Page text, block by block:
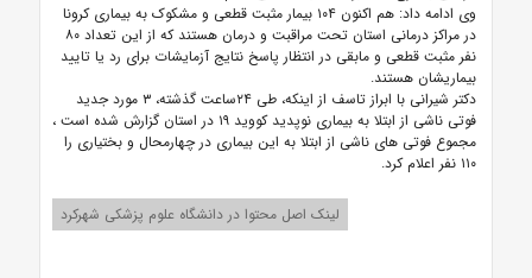
وی ادامه داد: هم اکنون ۱۰۴ بیمار مثبت قطعی و مشکوک به بیماری کرونا
در مراکز درمانی استان تحت مراقبت و درمان هستند که از این تعداد ۸۰
نفر مثبت قطعی و مابقی در انتظار پاسخ نتایج آزمایشات برای رد یا تایید
بیماریشان هستند.
دکتر شیرانی با ابراز تاسف از اینکه، طی ۲۴ساعت گذشته، ۳ مورد جدید
فوتی ناشی از ابتلا به بیماری نوپدید کووید ۱۹ در استان گزارش شده است ،
مجموع فوتی های ناشی از ابتلا به این بیماری در چهارمحال و بختیاری را
۱۱۰ نفر اعلام کرد.
لینک اصل محتوا در دانشگاه علوم پزشکی شهرکرد